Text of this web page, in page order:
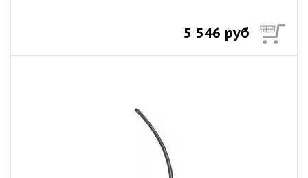
5 546 руб